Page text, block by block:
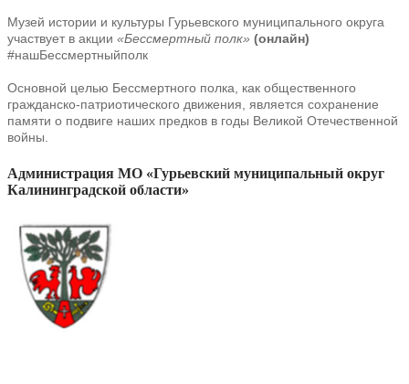
Музей истории и культуры Гурьевского муниципального округа
участвует в акции «Бессмертный полк» (онлайн)
#нашБессмертныйполк
Основной целью Бессмертного полка, как общественного
гражданско-патриотического движения, является сохранение
памяти о подвиге наших предков в годы Великой Отечественной
войны.
Администрация МО «Гурьевский муниципальный округ
Калининградской области»